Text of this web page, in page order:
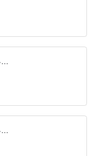
HAMMERMILL BREWERY (БУТЛЕГЕР)
HAMMERMILL BREWERY (БУТЛЕГЕР)